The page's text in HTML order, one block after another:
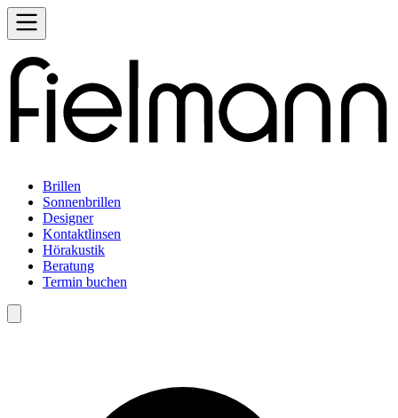
Brillen
Sonnenbrillen
Designer
Kontaktlinsen
Hörakustik
Beratung
Termin buchen